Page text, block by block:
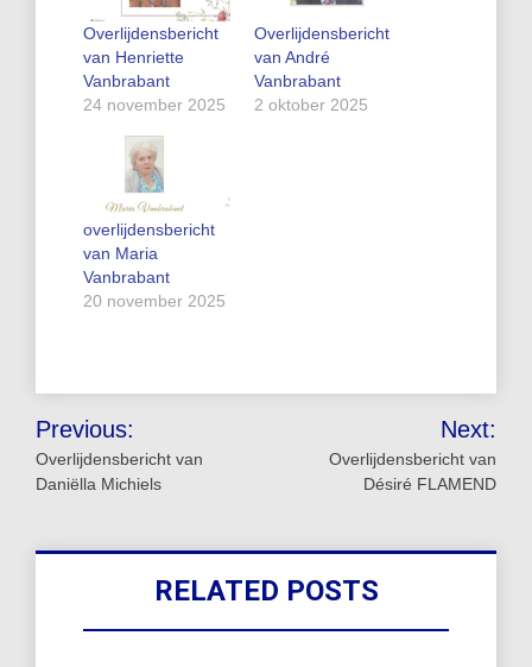
Overlijdensbericht
van Henriette
Vanbrabant
24 november 2025
Overlijdensbericht
van André
Vanbrabant
2 oktober 2025
overlijdensbericht
van Maria
Vanbrabant
20 november 2025
Bericht
navigatie
Previous:
Overlijdensbericht van
Daniëlla Michiels
Next:
Overlijdensbericht van
Désiré FLAMEND
RELATED POSTS